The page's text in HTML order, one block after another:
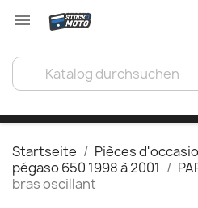

Startseite Pièces
pégaso 650 1998 à 2001
bras oscillant